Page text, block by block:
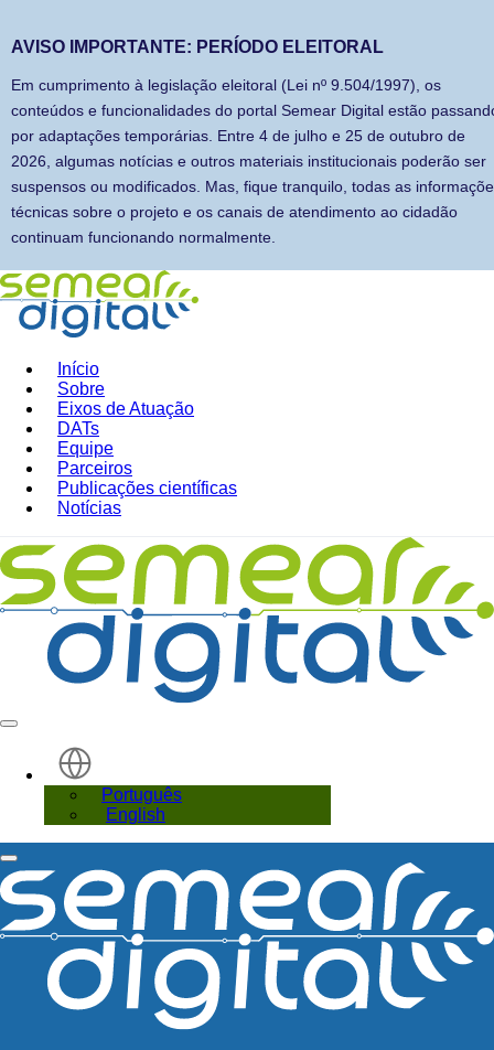
AVISO IMPORTANTE: PERÍODO ELEITORAL
Em cumprimento à legislação eleitoral (Lei nº 9.504/1997), os
conteúdos e funcionalidades do portal Semear Digital estão
por adaptações temporárias. Entre 4 de julho e 25 de outubro de
2026, algumas notícias e outros materiais institucionais poderão ser
suspensos ou modificados. Mas, fique tranquilo, todas as
técnicas sobre o projeto e os canais de atendimento ao cidadão
continuam funcionando normalmente.
Início
Sobre
Eixos de Atuação
DATs
Equipe
Parceiros
Publicações científicas
Notícias
Português
English